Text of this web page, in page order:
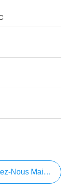
Nous Maintenant